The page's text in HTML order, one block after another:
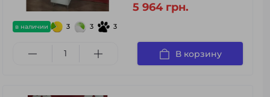
в наличии 3 3 3
5 964 грн.
В корзину